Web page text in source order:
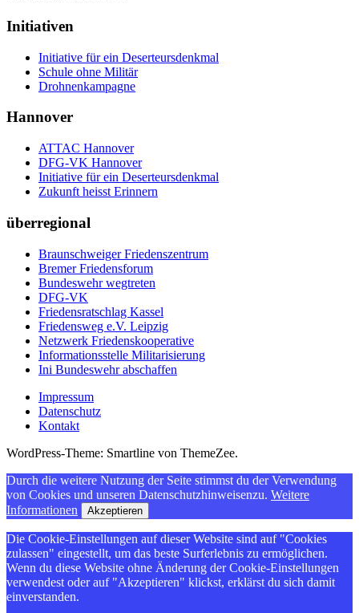
Initiativen
Initiative für ein Deserteursdenkmal
Schule ohne Militär
Drohnenkampagne
Hannover
ATTAC Hannover
DFG-VK Hannover
Initiative für ein Deserteursdenkmal
Zukunft heisst Erinnern
überregional
Braunschweiger Friedenszentrum
Bremer Friedensforum
Bundeswehr wegtreten
DFG-VK
Friedensratschlag Kassel
Friedensweg e.V. Leipzig
Netzwerk Friedenskooperative
Informationsstelle Militarisierung
Ini Bundeswehr abschaffen
Impressum
Datenschutz
Kontakt
WordPress-Theme: Smartline von ThemeZee.
Durch die weitere Nutzung der Seite stimmst du der Verwendung
von Cookies und unseren Datenschutzhinweisenzu. Weitere
Informationen
Akzeptieren
Die Cookie-Einstellungen auf dieser Website sind auf "Cookies
zulassen" eingestellt, um das beste Surferlebnis zu ermöglichen.
Wenn du diese Website ohne Änderung der Cookie-Einstellungen
verwendest oder auf "Akzeptieren" klickst, erklärst du sich damit
einverstanden.